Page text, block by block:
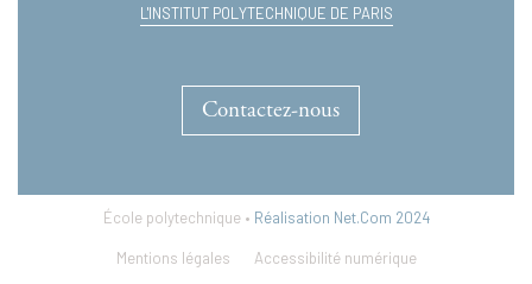
L'INSTITUT POLYTECHNIQUE DE PARIS
Contactez-nous
École polytechnique • Réalisation Net.Com 2024
Mentions légales Accessibilité numérique